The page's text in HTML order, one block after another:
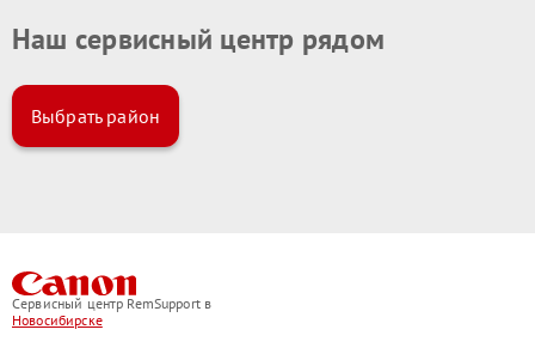
Наш сервисный центр рядом
Выбрать район
Сервисный центр RemSupport в
Новосибирске